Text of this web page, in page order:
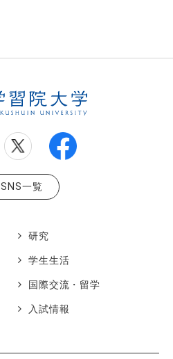
SNS一覧
研究
学生生活
国際交流・留学
入試情報